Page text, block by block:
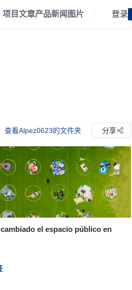
项目文章产品新闻 图片 登录
查看Alpez0623的文件夹 分享
el espacio público en